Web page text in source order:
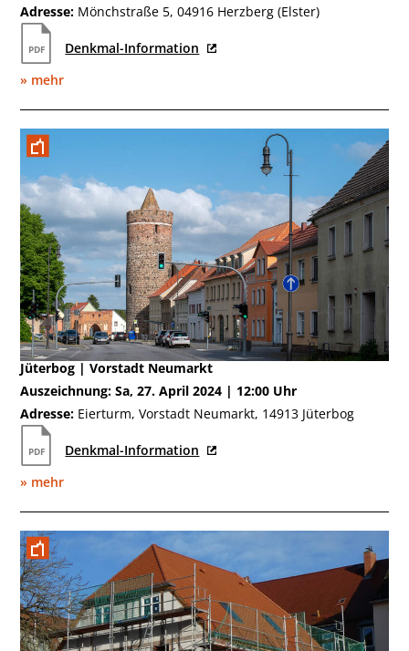
Adresse: Mönchstraße 5, 04916 Herzberg (Elster)
Denkmal-Information
» mehr
April
Jüterbog | Vorstadt Neumarkt
Auszeichnung: Sa, 27. April 2024 | 12:00 Uhr
Adresse: Eierturm, Vorstadt Neumarkt, 14913 Jüterbog
Denkmal-Information
» mehr